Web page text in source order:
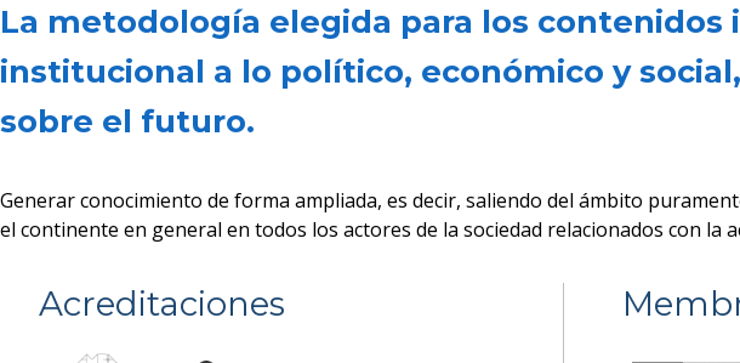
La metodología elegida para los
institucional a lo político, económico y
sobre el futuro.
Generar conocimiento de forma ampliada, es decir, saliendo del ámbito
el continente en general en todos los actores de la sociedad relacionados con
Acreditaciones